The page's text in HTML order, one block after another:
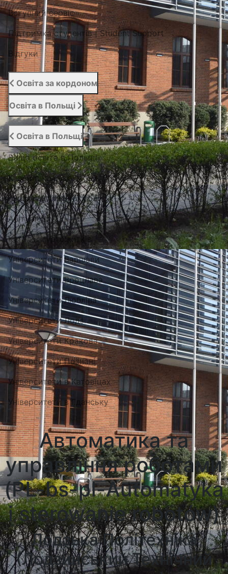
Вступний сервіс
Підтримка студентів | Student Support
Відгуки
Освіта за кордоном
Освіта в Польщі
Освіта в Польщі
Вища освіта в Польщі
Курси польської мови
Курси англійської мови
Абітурієнту
Каталог гуртожитків
Університети Варшави
Університети Вроцлава
Університети Любліна
Університети Лодзі
Університети Кракова
Університети Познані
Університети в Катовіцах
Університети в Гданську
Автоматика та
управління роботами
(PŁ-bs-pl-Automatyka
i sterowanie robotów)
Лодзька Політехніка
(Лодзинський Технічний